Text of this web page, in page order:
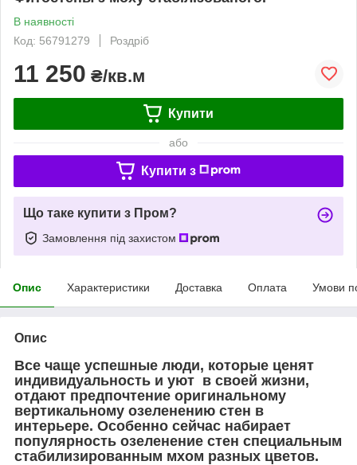
В наявності
Код: 56791279
Роздріб
11 250 ₴/кв.м
Купити
або
Купити з
Що таке купити з Пром?
Замовлення під захистом
Опис Характеристики Доставка Оплата Умови
Опис
Все чаще успешные люди, которые ценят
индивидуальность и уют в своей жизни,
отдают предпочтение оригинальному
вертикальному озеленению стен в
интерьере. Особенно сейчас набирает
популярность озеленение стен специальным
стабилизированным мхом разных цветов.